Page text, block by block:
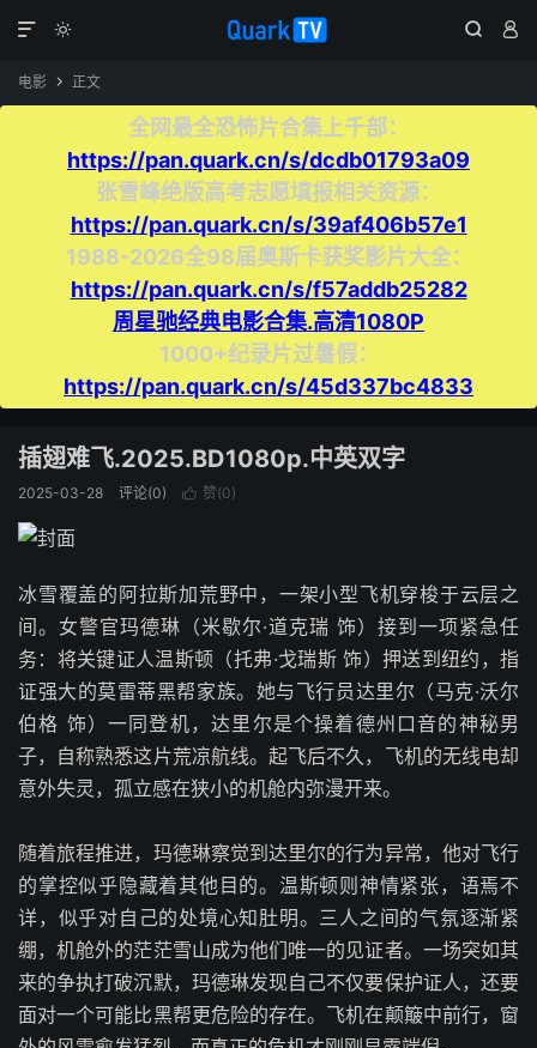
  

电影  正文
全网最全恐怖片合集上千部：
https://pan.quark.cn/s/dcdb01793a09
张雪峰绝版高考志愿填报相关资源：
https://pan.quark.cn/s/39af406b57e1
1988-2026全98届奥斯卡获奖影片大全：
https://pan.quark.cn/s/f57addb25282
周星驰经典电影合集.高清1080P
1000+纪录片过暑假：
https://pan.quark.cn/s/45d337bc4833
插翅难飞.2025.BD1080p.中英双字
2025-03-28 评论(0)  赞(0)
冰雪覆盖的阿拉斯加荒野中，一架小型飞机穿梭于云层之
间。女警官玛德琳（米歇尔·道克瑞 饰）接到一项紧急任
务：将关键证人温斯顿（托弗·戈瑞斯 饰）押送到纽约，指
证强大的莫雷蒂黑帮家族。她与飞行员达里尔（马克·沃尔
伯格 饰）一同登机，达里尔是个操着德州口音的神秘男
子，自称熟悉这片荒凉航线。起飞后不久，飞机的无线电却
意外失灵，孤立感在狭小的机舱内弥漫开来。
随着旅程推进，玛德琳察觉到达里尔的行为异常，他对飞行
的掌控似乎隐藏着其他目的。温斯顿则神情紧张，语焉不
详，似乎对自己的处境心知肚明。三人之间的气氛逐渐紧
绷，机舱外的茫茫雪山成为他们唯一的见证者。一场突如其
来的争执打破沉默，玛德琳发现自己不仅要保护证人，还要
面对一个可能比黑帮更危险的存在。飞机在颠簸中前行，窗